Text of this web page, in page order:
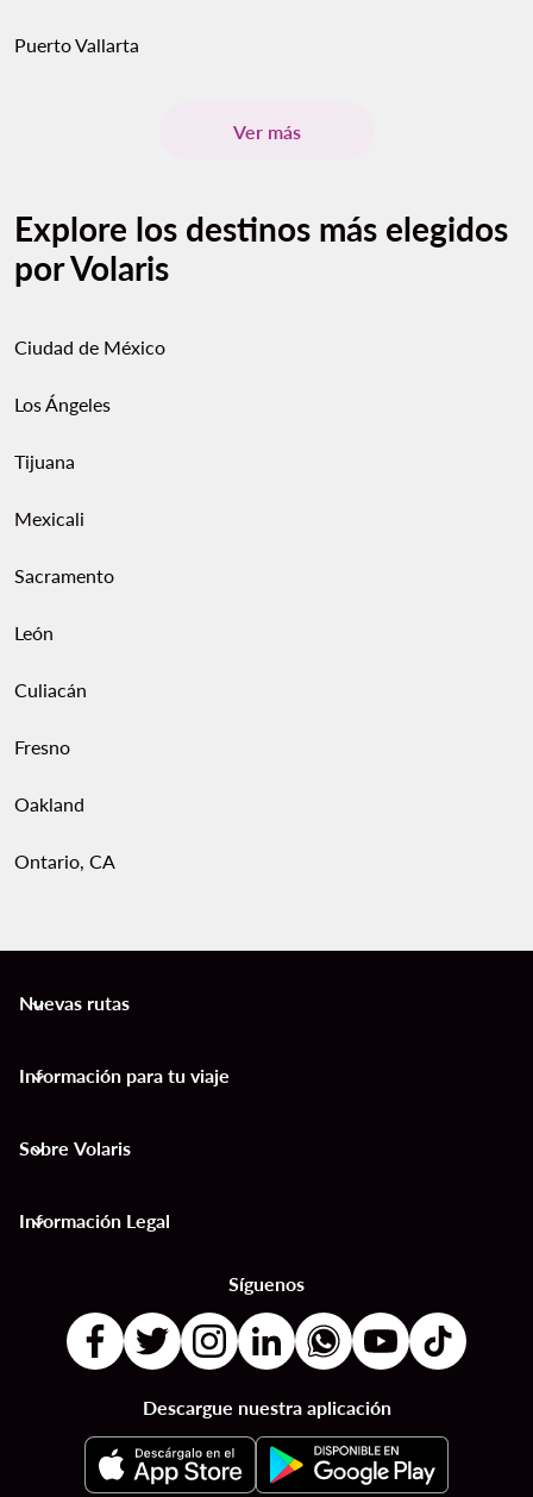
Puerto Vallarta
Ver más
Explore los destinos más elegidos
por Volaris
Ciudad de México
Los Ángeles
Tijuana
Mexicali
Sacramento
León
Culiacán
Fresno
Oakland
Ontario, CA
Nuevas rutas
keyboard_arrow_down
Información para tu viaje
keyboard_arrow_down
Sobre Volaris
keyboard_arrow_down
Información Legal
keyboard_arrow_down
Síguenos
Descargue nuestra aplicación